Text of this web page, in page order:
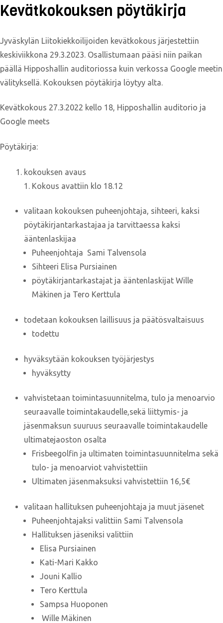
Kevätkokouksen pöytäkirja
Jyväskylän Liitokiekkoilijoiden kevätkokous järjestettiin
keskiviikkona 29.3.2023. Osallistumaan pääsi niin paikan
päällä Hipposhallin auditoriossa kuin verkossa Google meetin
välityksellä. Kokouksen pöytäkirja löytyy alta.
Kevätkokous 27.3.2022 kello 18, Hipposhallin auditorio ja
Google meets
Pöytäkirja:
kokouksen avaus
Kokous avattiin klo 18.12
valitaan kokouksen puheenjohtaja, sihteeri, kaksi
pöytäkirjantarkastajaa ja tarvittaessa kaksi
ääntenlaskijaa
Puheenjohtaja Sami Talvensola
Sihteeri Elisa Pursiainen
pöytäkirjantarkastajat ja ääntenlaskijat Wille
Mäkinen ja Tero Kerttula
todetaan kokouksen laillisuus ja päätösvaltaisuus
todettu
hyväksytään kokouksen työjärjestys
hyväksytty
vahvistetaan toimintasuunnitelma, tulo ja menoarvio
seuraavalle toimintakaudelle,sekä liittymis- ja
jäsenmaksun suuruus seuraavalle toimintakaudelle
ultimatejaoston osalta
Frisbeegolfin ja ultimaten toimintasuunnitelma sekä
tulo- ja menoarviot vahvistettiin
Ultimaten jäsenmaksuksi vahvistettiin 16,5€
valitaan hallituksen puheenjohtaja ja muut jäsenet
Puheenjohtajaksi valittiin Sami Talvensola
Hallituksen jäseniksi valittiin
Elisa Pursiainen
Kati-Mari Kakko
Jouni Kallio
Tero Kerttula
Sampsa Huoponen
Wille Mäkinen